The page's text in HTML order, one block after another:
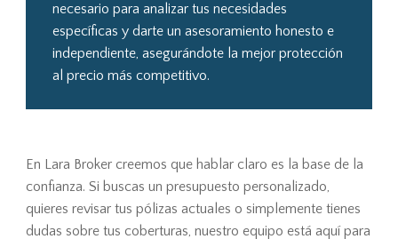
necesario para analizar tus necesidades
específicas y darte un asesoramiento honesto e
independiente, asegurándote la mejor protección
al precio más competitivo.
En Lara Broker creemos que hablar claro es la base de la
confianza. Si buscas un presupuesto personalizado,
quieres revisar tus pólizas actuales o simplemente tienes
dudas sobre tus coberturas, nuestro equipo está aquí para